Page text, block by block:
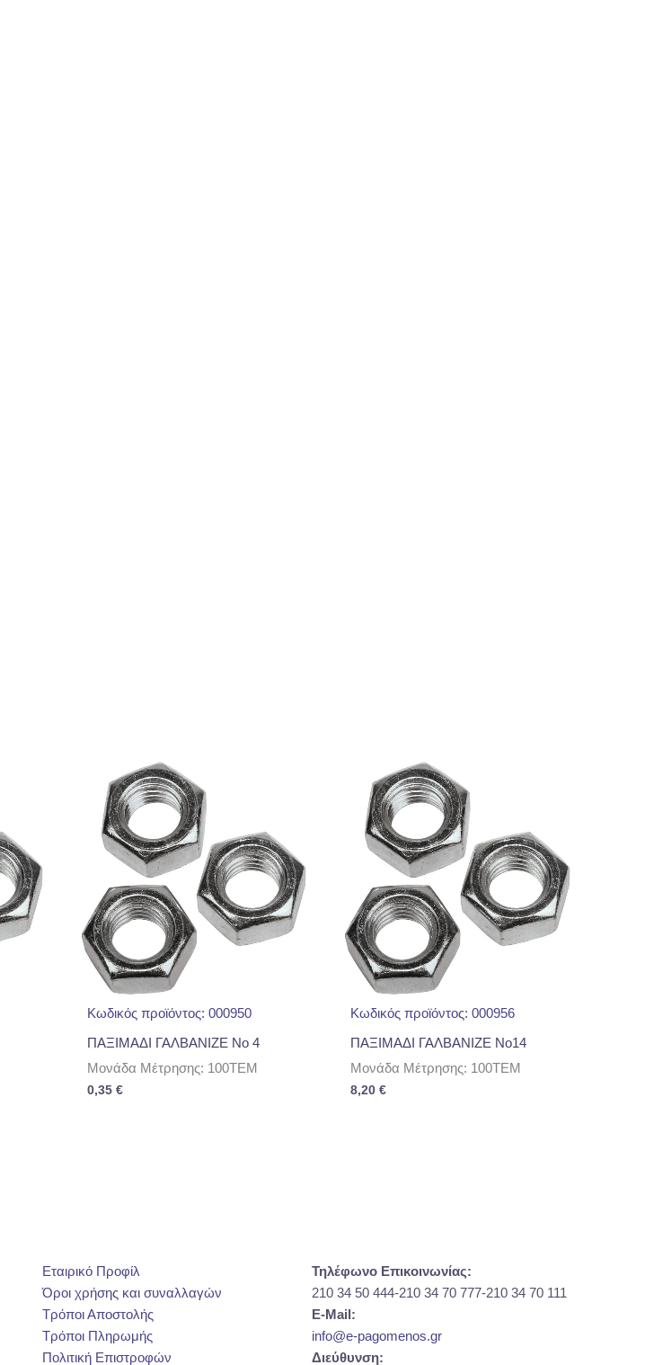
Κωδικός προϊόντος: 000950
ΠΑΞΙΜΑΔΙ ΓΑΛΒΑΝΙΖΕ No 4
Μονάδα Μέτρησης: 100TEM
0,35 €
Κωδικός προϊόντος: 000956
ΠΑΞΙΜΑΔΙ ΓΑΛΒΑΝΙΖΕ No14
Μονάδα Μέτρησης: 100TEM
8,20€
Εταιρικό Προφίλ
Όροι χρήσης και συναλλαγών
Τρόποι Αποστολής
Τρόποι Πληρωμής
Πολιτική Επιστροφών
Τηλέφωνο Επικοινωνίας:
210 34 50 444-210 34 70 777-210 34 70 111
E-Mail:
info@e-pagomenos.gr
Διεύθυνση: